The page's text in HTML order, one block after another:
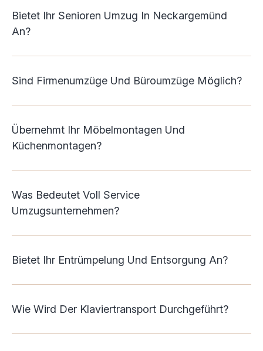
Bietet Ihr Senioren Umzug In Neckargemünd
An?
Sind Firmenumzüge Und Büroumzüge Möglich?
Übernehmt Ihr Möbelmontagen Und
Küchenmontagen?
Was Bedeutet Voll Service
Umzugsunternehmen?
Bietet Ihr Entrümpelung Und Entsorgung An?
Wie Wird Der Klaviertransport Durchgeführt?